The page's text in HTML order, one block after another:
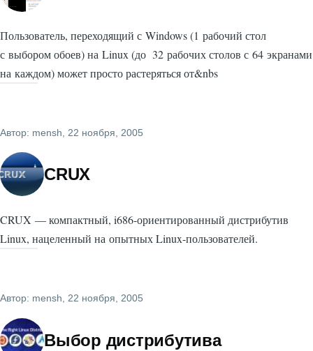
Пользователь, переходящий с Windows (1 рабочий стол
с выбором обоев) на Linux (до 32 рабочих столов с 64 экранами
на каждом) может просто растеряться от&nbs
Автор: mensh , 22 ноября, 2005
CRUX
CRUX — компактный, i686-ориентированный дистрибутив
Linux, нацеленный на опытных Linux-пользователей.
Автор: mensh, 22 ноября, 2005
Выбор дистрибутива